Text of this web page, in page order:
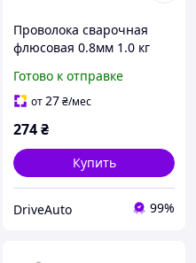
Проволока сварочная
флюсовая 0.8мм 1.0 кг
катушкой)
Готово к отправке
от27₴/мес
274₴
Купить
DriveAuto 99%